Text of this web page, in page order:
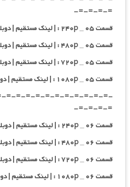
=-=-=-=-
قسمت ۰۵ _ ۲۴۰p : | لینک مستقیم | دوبله فارسی
قسمت ۰۵ _ ۴۸۰p : | لینک مستقیم | دوبله فارسی
قسمت ۰۵ _ ۷۲۰p : | لینک مستقیم | دوبله فارسی
قسمت ۰۵ _ ۱۰۸۰p : | لینک مستقیم | دوبله فارسی
=-=-=-=-=-=-=-=-=-=-=-
=-=-=-=-
قسمت ۰۶ _ ۲۴۰p : | لینک مستقیم | دوبله فارسی
قسمت ۰۶ _ ۴۸۰p : | لینک مستقیم | دوبله فارسی
قسمت ۰۶ _ ۷۲۰p : | لینک مستقیم | دوبله فارسی
قسمت ۰۶ _ ۱۰۸۰p : | لینک مستقیم | دوبله فارسی